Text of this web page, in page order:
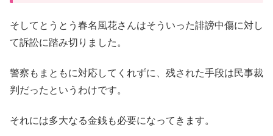
そしてとうとう春名風花さんはそういった誹謗中傷に対し
て訴訟に踏み切りました。
警察もまともに対応してくれずに、残された手段は民事裁
判だったというわけです。
それには多大なる金銭も必要になってきます。